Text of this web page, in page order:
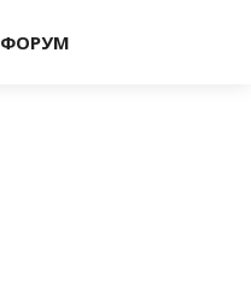
ФОРУМ